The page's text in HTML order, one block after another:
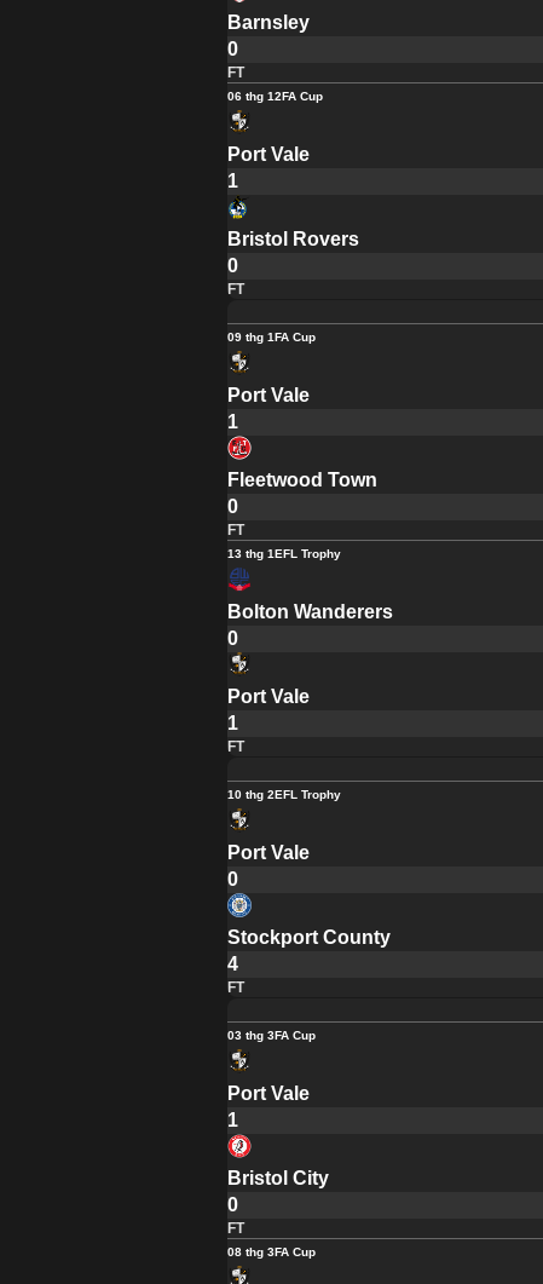
Barnsley
0
FT
06 thg 12FA Cup
Port Vale
1
Bristol Rovers
0
FT
09 thg 1FA Cup
Port Vale
1
Fleetwood Town
0
FT
13 thg 1EFL Trophy
Bolton Wanderers
0
Port Vale
1
FT
10 thg 2EFL Trophy
Port Vale
0
Stockport County
4
FT
03 thg 3FA Cup
Port Vale
1
Bristol City
0
FT
08 thg 3FA Cup